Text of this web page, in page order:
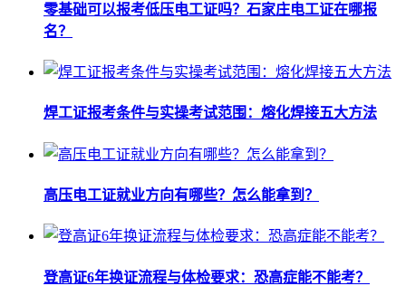
零基础可以报考低压电工证吗？石家庄电工证在哪报
名？
焊工证报考条件与实操考试范围：熔化焊接五大方法
高压电工证就业方向有哪些？怎么能拿到？
登高证6年换证流程与体检要求：恐高症能不能考？